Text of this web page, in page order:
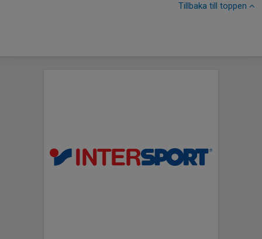
Tillbaka till toppen